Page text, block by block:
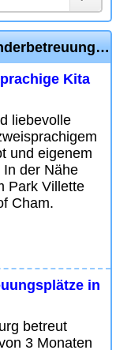
Weitere Kinderkrippen, KiTas, Kinderbetreuung Diverse Inserate
Kita
liebevolle
und eigenem
der Nähe
Park Villette
Cham.
in
betreut
3 Monaten